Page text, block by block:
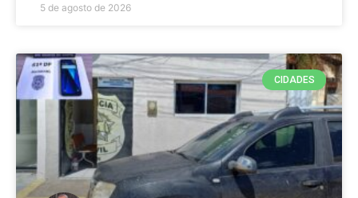
5 de agosto de 2026
CIDADES